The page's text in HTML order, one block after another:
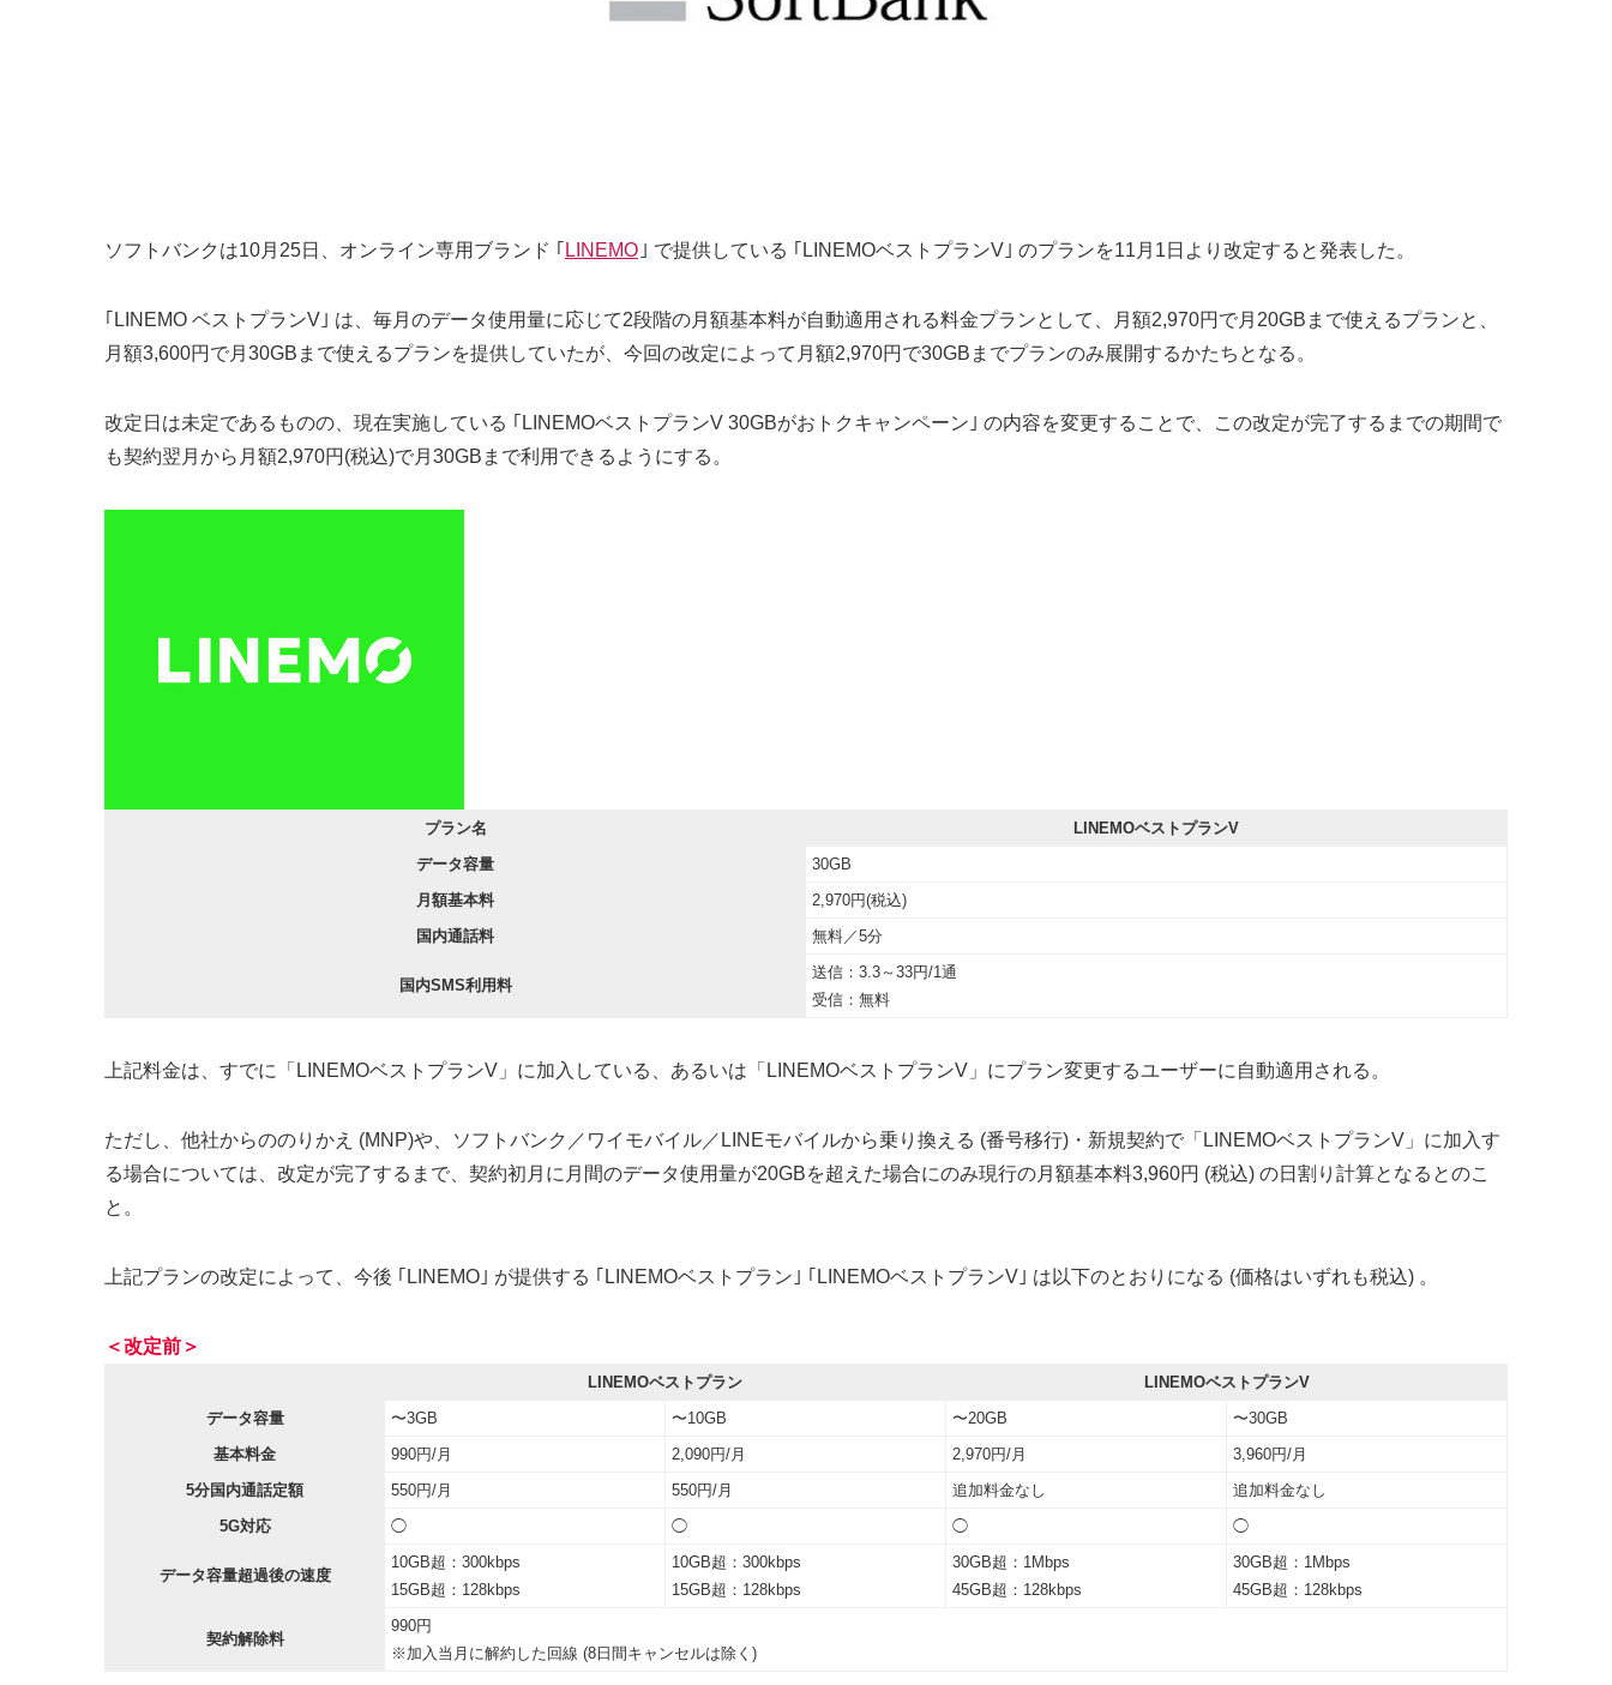
ソフトバンクは10月25日、オンライン専用ブランド ｢ LINEMO ｣ で提供している ｢LINEMOベストプランV｣ のプランを11月1日より改定すると発表した。
｢LINEMO ベストプランV｣ は、毎月のデータ使用量に応じて2段階の月額基本料が自動適用される料金プランとして、月額2,970円で月20GBまで使えるプランと、
月額3,600円で月30GBまで使えるプランを提供していたが、今回の改定によって月額2,970円で30GBまでプランのみ展開するかたちとなる。
改定日は未定であるものの、現在実施している ｢LINEMOベストプランV 30GBがおトクキャンペーン｣ の内容を変更することで、この改定が完了するまでの期間で
も契約翌月から月額2,970円(税込)で月30GBまで利用できるようにする。
プラン名
LINEMOベストプランV
データ容量
30GB
月額基本料
2,970円(税込)
国内通話料
無料／5分
国内SMS利用料
送信：3.3～33円/1通
受信：無料
上記料金は、すでに「LINEMOベストプランV」に加入している、あるいは「LINEMOベストプランV」にプラン変更するユーザーに自動適用される。
ただし、他社からののりかえ (MNP)や、ソフトバンク／ワイモバイル／LINEモバイルから乗り換える (番号移行)・新規契約で「LINEMOベストプランV」に加入す
る場合については、改定が完了するまで、契約初月に月間のデータ使用量が20GBを超えた場合にのみ現行の月額基本料3,960円 (税込) の日割り計算となるとのこ
と。
上記プランの改定によって、今後 ｢LINEMO｣ が提供する ｢LINEMOベストプラン｣ ｢LINEMOベストプランV｣ は以下のとおりになる (価格はいずれも税込) 。
＜改定前＞
LINEMOベストプラン
LINEMOベストプランV
データ容量
〜3GB 〜10GB 〜20GB
〜30GB
基本料金
990円/月 2,090円/月 2,970円/月
3,960円/月
5分国内通話定額
550円/月 550円/月 追加料金なし
追加料金なし
5G対応
◯ ◯ ◯ ◯
データ容量超過後の速度
10GB超：300kbps
15GB超：128kbps
10GB超：300kbps
15GB超：128kbps
30GB超：1Mbps
45GB超：128kbps
30GB超：1Mbps
45GB超：128kbps
契約解除料
990円
※加入当月に解約した回線 (8日間キャンセルは除く)